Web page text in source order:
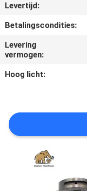
NIEUWS
GEVALLEN
SITEMAP
PRIVACY
POLICY
Levertijd:
Betalingscondities:
Levering
vermogen:
Hoog licht: